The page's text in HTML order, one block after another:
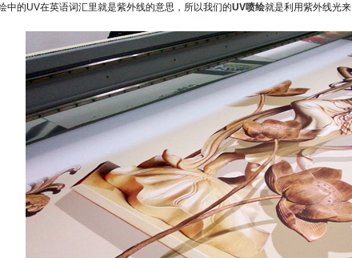
中的UV在英语词汇里就是紫外线的意思，所以我们的UV喷绘就是利用紫外线光来